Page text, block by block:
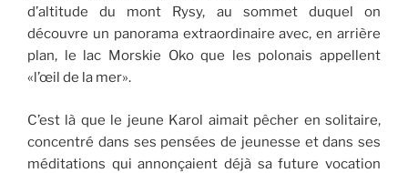
d’altitude du mont Rysy, au sommet duquel on
découvre un panorama extraordinaire avec, en arrière
plan, le lac Morskie Oko que les polonais appellent
«l’œil de la mer».
C’est là que le jeune Karol aimait pêcher en solitaire,
concentré dans ses pensées de jeunesse et dans ses
méditations qui annonçaient déjà sa future vocation